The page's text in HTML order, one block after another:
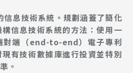
息技術系統。規劃涵蓋了簡化
信息技術系統的方法：使用一
對端（end-to-end）電子專利
有技術數據庫進行投資並特別
。